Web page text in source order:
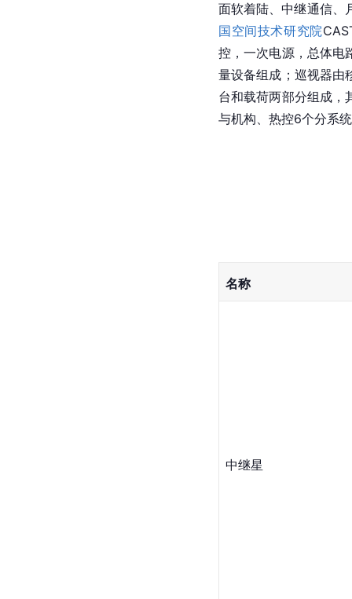
面软着陆、中继通信、
国空间技术研究院
控，一次电源，总体电
量设备组成；巡视器由
台和载荷两部分组成，
与机构、热控6个分系
名称
中继星